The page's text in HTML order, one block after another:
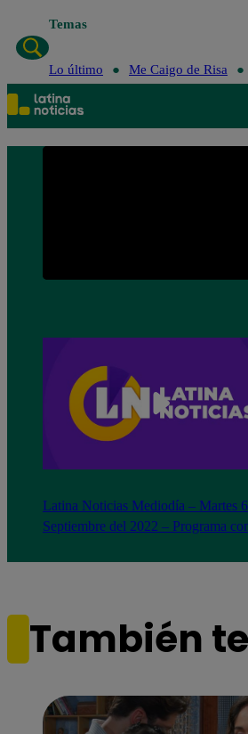
Temas
Lo último Me Caigo de Risa
Latina Noticias Mediodía – Martes
Septiembre del 2022 – Programa
También